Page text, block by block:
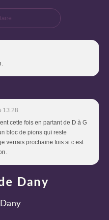
13:28
cette fois en partant de D à G
bloc de pions qui reste
verrais prochaine fois si c est
Dany